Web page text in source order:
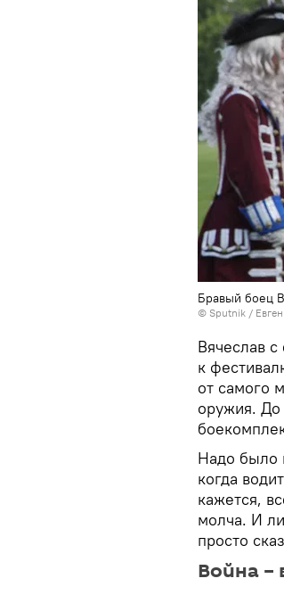
Бравый боец
© Sputnik /
Вячеслав
к
от самого
оружия. До
Надо было
когда
кажется,
молча. И
просто
Война –